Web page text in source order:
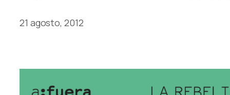
21 agosto, 2012